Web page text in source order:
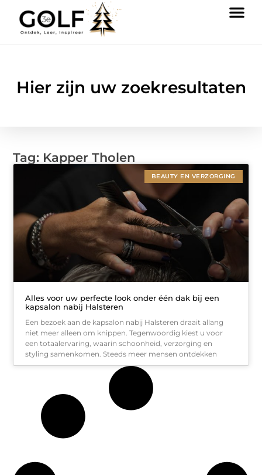
Hier zijn uw zoekresultaten
Tag: Kapper Tholen
BEAUTY EN VERZORGING
Alles voor uw perfecte look onder één dak bij een
kapsalon nabij Halsteren
Een bezoek aan de kapsalon nabij Halsteren draait allang
niet meer alleen om knippen. Tegenwoordig kiest u voor
een totaalervaring, waarin schoonheid, verzorging en
styling samenkomen. Steeds meer mensen ontdekken